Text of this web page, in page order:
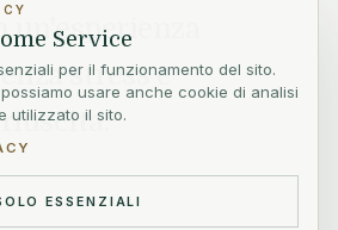
un'esperienza
stress e
Service
per il funzionamento del sito.
usare anche cookie di analisi
utilizzato il sito.
ESSENZIALI